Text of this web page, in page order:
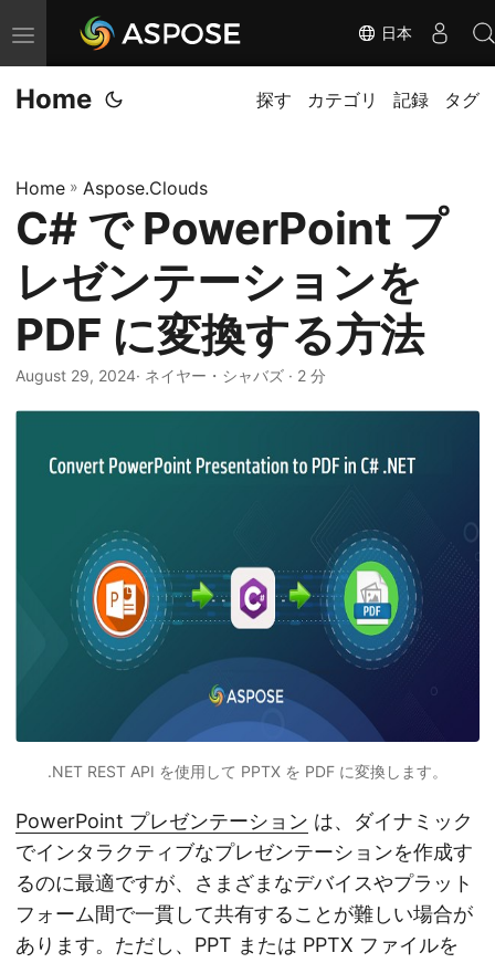
ナ
ビ
ゲ
ョ
ン
切
り
替
え
日本
Home 探す カテゴリ 記録 タグ
Home » Aspose.Clouds
C# で PowerPoint プ
レゼンテーションを
PDF に変換する方法
August 29, 2024· ネイヤー・シャバズ · 2 分
.NET REST API を使用して PPTX を PDF に変換します。
PowerPoint プレゼンテーション は、ダイナミック
でインタラクティブなプレゼンテーションを作成す
るのに最適ですが、さまざまなデバイスやプラット
フォーム間で一貫して共有することが難しい場合が
あります。ただし、PPT または PPTX ファイルを